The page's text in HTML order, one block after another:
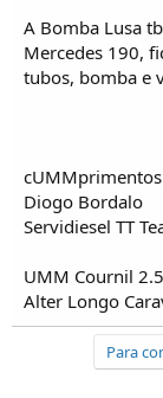
A Bomba Lusa
Mercedes 190,
tubos, bomba e
cUMMprimentos
Diogo Bordalo
Servidiesel TT
UMM Cournil
Alter Longo
Para